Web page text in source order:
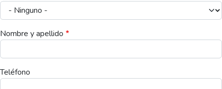
Nombre y apellido
Teléfono